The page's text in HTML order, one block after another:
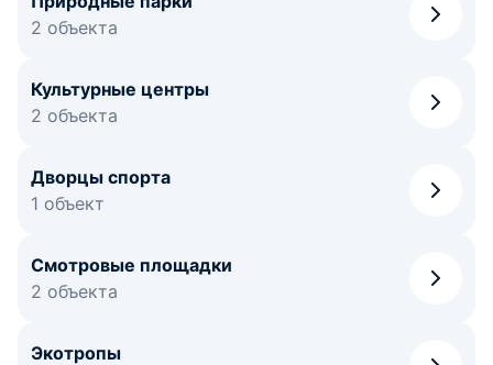
2 объекта
Культурные центры
2 объекта
Дворцы спорта
1 объект
Смотровые площадки
2 объекта
Экотропы